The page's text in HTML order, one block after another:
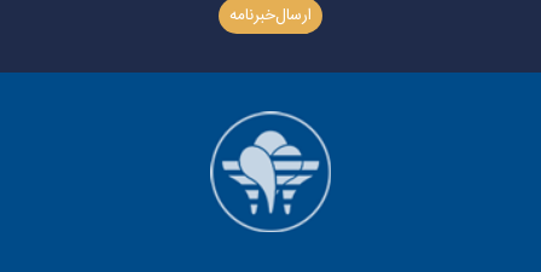
ارسال‌خبرنامه